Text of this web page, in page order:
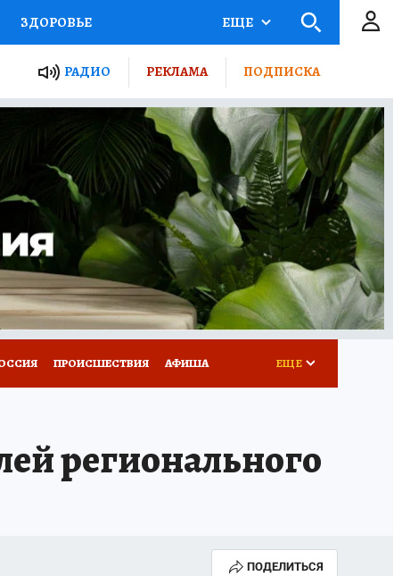
ЗДОРОВЬЕ
РОССИИ
ПУТЕВОДИТЕЛЬ
ЖЕЛЕЗА ТУРИЗМ
ПОТРЕБИТЕЛЯ ВСЕ О КП
ЕЩЕ
РАДИО РЕКЛАМА ПОДПИСКА
ПРОИСШЕСТВИЯ АФИША ЕЩЕ
регионального
ПОДЕЛИТЬСЯ